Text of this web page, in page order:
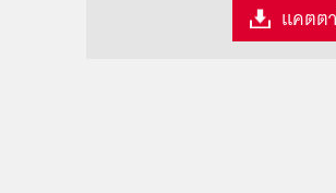
แคตต